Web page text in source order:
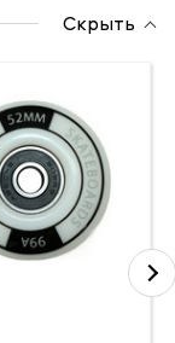
Скрыть